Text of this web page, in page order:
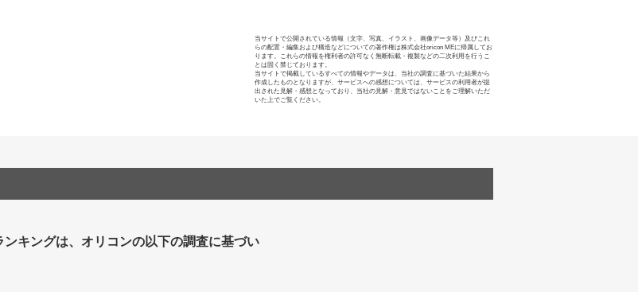
当サイトで公開されている情報（文字、写真、イラスト、画像データ等）及びこれ
らの配置・編集および構造などについての著作権は株式会社oricon MEに帰属してお
ります。これらの情報を権利者の許可なく無断転載・複製などの二次利用を行うこ
とは固く禁じております。
当サイトで掲載しているすべての情報やデータは、当社の調査に基づいた結果から
作成したものとなりますが、サービスへの感想については、サービスの利用者が提
出された見解・感想となっており、当社の見解・意見ではないことをご理解いただ
いた上でご覧ください。
キングは、オリコンの以下の調査に基づい